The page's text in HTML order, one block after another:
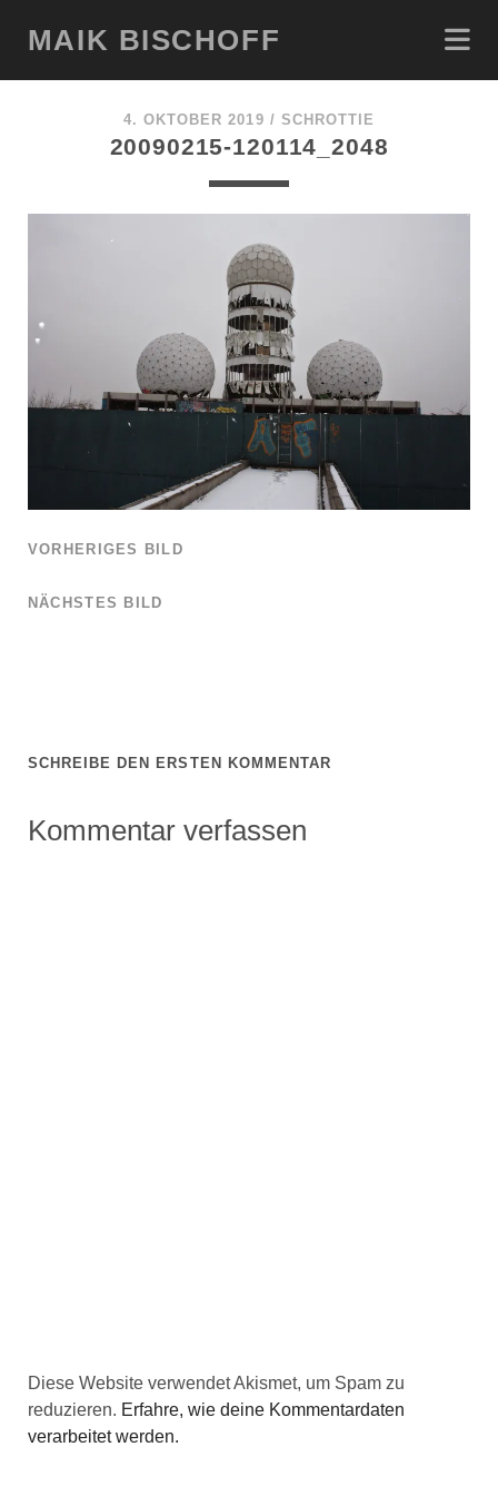
MAIK BISCHOFF
4. OKTOBER 2019 / SCHROTTIE
20090215-120114_2048
VORHERIGES BILD
NÄCHSTES BILD
SCHREIBE DEN ERSTEN KOMMENTAR
Kommentar verfassen
Diese Website verwendet Akismet, um Spam zu
reduzieren. Erfahre, wie deine Kommentardaten
verarbeitet werden.